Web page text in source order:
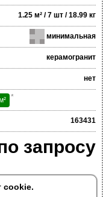
cookie.
1.25 м² / 7 шт / 18.99 кг
минимальная
керамогранит
нет
*
163431
запросу